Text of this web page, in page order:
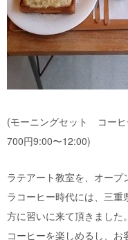
(モーニングセット コーヒ
700円9:00〜12:00)
ラテアート教室を、オープ
ラコーヒー時代には、三
方に習いに来て頂きまし
コーヒーを楽しめるし、